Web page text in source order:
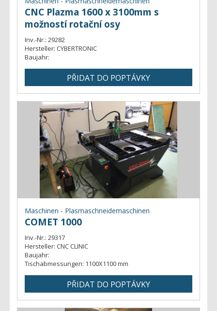
CNC Plazma 1600 x 3100mm s
možností rotační osy
Inv.-Nr.: 29282
Hersteller: CYBERTRONIC
Baujahr:
Maschinen - Plasmaschneidemaschinen
COMET 1000
Inv.-Nr.: 29317
Hersteller: CNC CLINIC
Baujahr:
Tischabmessungen: 1100X1100 mm